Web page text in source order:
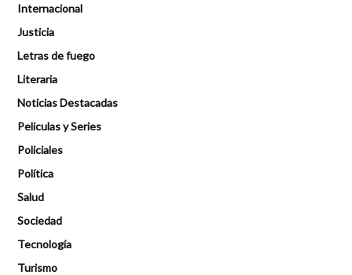
Internacional
Justicia
Letras de fuego
Literaria
Noticias Destacadas
Peliculas y Series
Policiales
Política
Salud
Sociedad
Tecnología
Turismo